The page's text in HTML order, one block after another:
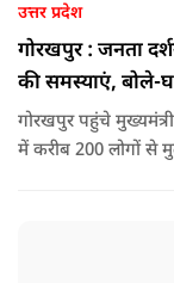
उत्तर प्रदेश
गोरखपुर : जनता
की समस्याएं, बोले-
गोरखपुर पहुंचे
में करीब 200 लोगों से